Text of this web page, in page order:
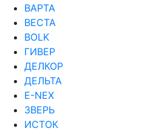
ВАРТА
ВЕСТА
ВОLK
ГИВЕР
ДЕЛКОР
ДЕЛЬТА
Е-NEX
ЗВЕРЬ
ИСТОК